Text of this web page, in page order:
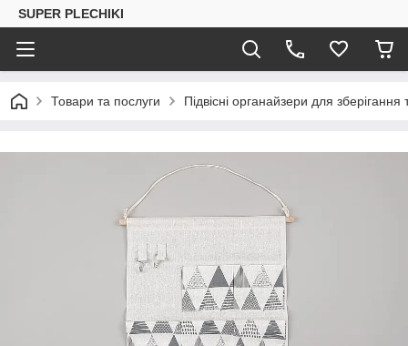
SUPER PLECHIKI
Товари та послуги Підвісні органайзери для